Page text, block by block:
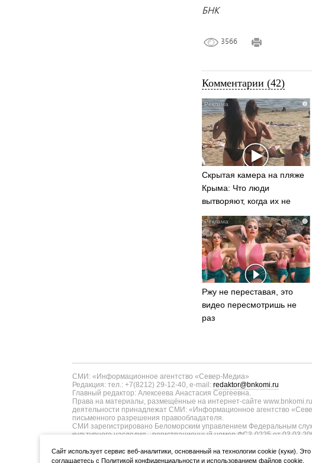
БНК
3566
Комментарии (42)
i
Скрытая камера на пляже
Крыма: Что люди
вытворяют, когда их не
видят...
i
Ржу не переставая, это
видео пересмотришь не
раз
СМИ: «Информационное агентство «Север-Медиа»
Редакция: тел.: +7(8212) 29-12-40, e-mail: redaktor@bnkomi.ru
Главный редактор: Алексеева Анастасия Сергеевна.
Права на материалы, размещённые на интернет-сайте
деятельности принадлежат СМИ: «Информационное агентство
письменного разрешения правообладателя.
СМИ зарегистрировано Беломорским управлением Федеральным
культурного наследия - регистрационный номер ФС3-0225 от
ТУ11-00371 от 01.06.2017 года. В запись о регистрации СМИ
коммуникаций в связи с изменением территории распространения,
Cайт использует сервис веб-аналитики, основанный на технологии cookie (куки).
соглашаетесь сПолитикой конфиденциальности ииспользованием файлов cookie